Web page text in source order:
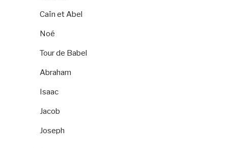
Caïn et Abel
Noé
Tour de Babel
Abraham
Isaac
Jacob
Joseph